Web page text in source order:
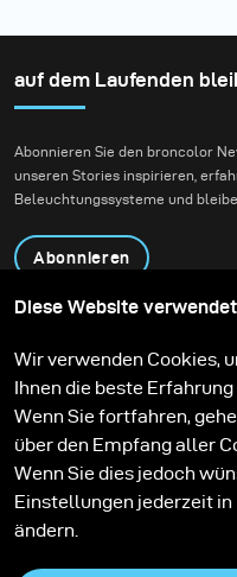
auf dem Laufenden
Abonnieren Sie den broncolor
unseren Stories inspirieren,
Beleuchtungssysteme und
Abonnieren
Kontakt
Contribute to our blog
Support
Media Center
Diese Website
Wir verwenden Cookies,
Ihnen die beste
Wenn Sie fortfahren,
über den Empfang aller
Wenn Sie dies jedoch
Einstellungen jederzeit in
ändern.